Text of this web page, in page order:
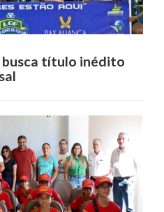
título inédito